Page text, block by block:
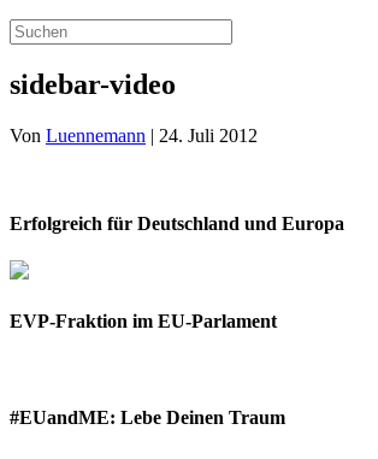
sidebar-video
Von Luennemann | 24. Juli 2012
Erfolgreich für Deutschland und Europa
EVP-Fraktion im EU-Parlament
#EUandME: Lebe Deinen Traum